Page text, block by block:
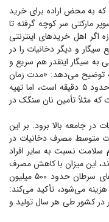
که به محض اراده برای خرید
مارکتی سر کوچه گرفته تا
اگر اهل خرید‌های اینترنتی
و دیگر دخانیات را در
سیگار اینقدر هم سریع و
توضیح می‌دهد: «مدت زمان
تهیه سیگار در کشور‌هایی مانند امریکا و کانادا حدود ۴۵ دقیقه است و تهیه ساندویچ حدود ۵ دقیقه است، اما تهیه
که مثلاً تأمین نان سنگک در
جامعه بالا برود. بر این
متوسط مصرف دخانیات در
نظام سلامت نسبت به سایر افراد
به سرطان مبتلا می‌شوند، این میزان با کاهش مصرف
دخانیات یک سوم می‌شود. هزینه درمان سرطان بسیار زیاد است و قیمت برخی دارو‌های سرطان حدود ۵۰۰ میلیون
سیگار در کشور هزینه می‌شود، تأکید می‌کند:
است. همچنین سالانه ۷۰ میلیارد نخ سیگار در کشور طی هر سال تولید و